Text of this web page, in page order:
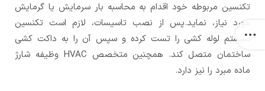
تکنسین مربوطه خود اقدام به محاسبه بار سرمایش یا گرمایش
مورد نیاز، نماید.پس از نصب تاسیسات، لازم است تکنسین
سیستم لوله کشی را تست کرده و سپس آن را به داکت کشی
ساختمان متصل کند. همچنین متخصص HVAC وظیفه شارژ
ماده مبرد را نیز دارد.